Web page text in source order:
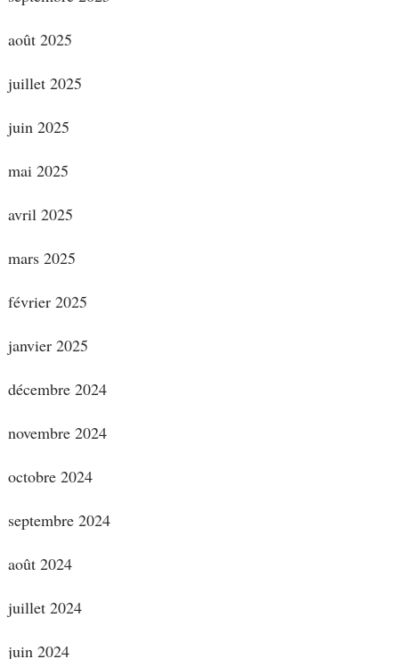
août 2025
juillet 2025
juin 2025
mai 2025
avril 2025
mars 2025
février 2025
janvier 2025
décembre 2024
novembre 2024
octobre 2024
septembre 2024
août 2024
juillet 2024
juin 2024